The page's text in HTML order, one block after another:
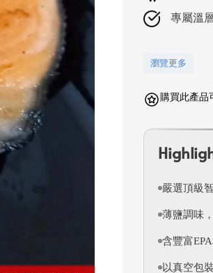
專屬溫
瀏覽更多
購買此產品
嚴選頂級
薄鹽調味
含豐富
以真空包